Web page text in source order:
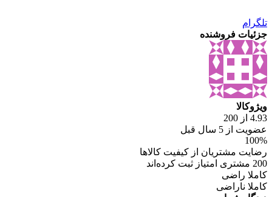
تلگرام
جزئیات فروشنده
ویژوکالا
4.93 از 200
عضویت از 5 سال قبل
100%
رضایت مشتریان از کیفیت کالاها
200 مشتری امتیاز ثبت کرده‌اند
کاملا راضی
کاملا ناراضی